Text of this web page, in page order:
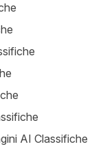
AI Classifiche